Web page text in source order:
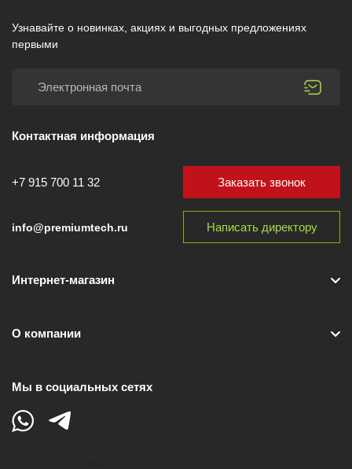
Узнавайте о новинках, акциях и выгодных предложениях
первыми
Контактная информация
+7 915 700 11 32
info@premiumtech.ru
Заказать звонок
Написать директору
Интернет-магазин
О компании
Мы в социальных сетях